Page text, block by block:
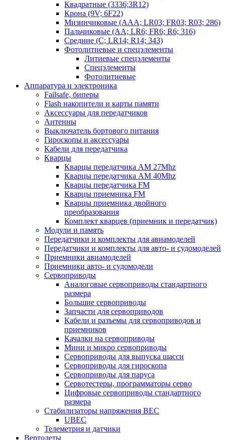
Квадратные (3336;3R12)
Крона (9V; 6F22)
Мизинчиковые (AAA; LR03; FR03; R03; 286)
Пальчиковые (AA; LR6; FR6; R6; 316)
Средние (C; LR14; R14; 343)
Фотолитиевые и спецэлементы
Литиевые спецэлементы
Спецэлементы
Фотолитиевые
Аппаратура и электроника
Failsafe, биперы
Flash накопители и карты памяти
Аксессуары для передатчиков
Антенны
Выключатель бортового питания
Гироскопы и аксессуары
Кабели для передатчика
Кварцы
Кварцы передатчика AM 27Mhz
Кварцы передатчика AM 40Mhz
Кварцы передатчика FM
Кварцы приемника FM
Кварцы приемника двойного
преобразования
Комплект кварцев (приемник и передатчик)
Модули и память
Передатчики и комплекты для авиамоделей
Передатчики и комплекты для авто- и судомоделей
Приемники авиамоделей
Приемники авто- и судомодели
Сервоприводы
Аналоговые сервоприводы стандартного
размера
Большие сервоприводы
Запчасти для сервоприводов
Кабели и разъемы для сервоприводов и
приемников
Качалки на сервоприводы
Мини и микро сервоприводы
Сервоприводы для выпуска шасси
Сервоприводы для гироскопа
Сервоприводы для паруса
Сервотестеры, программаторы серво
Цифровые сервоприводы стандартного
размера
Стабилизаторы напряжения BEC
UBEC
Телеметрия и датчики
Вертолеты